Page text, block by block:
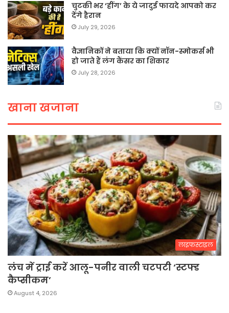
चुटकी भर ‘हींग’ के ये जादुई फायदे आपको कर
देंगे हैरान
July 29, 2026
वैज्ञानिकों ने बताया कि क्यों नॉन-स्मोकर्स भी
हो जाते हैं लंग कैंसर का शिकार
July 28, 2026
खाना खजाना
लाइफस्टाइल
लंच में ट्राई करें आलू-पनीर वाली चटपटी ‘स्टफ्ड
कैप्सीकम’
August 4, 2026